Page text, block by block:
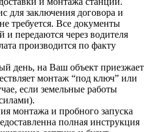
для заключения договора и
требуется. Все документы
и передаются через водителя
производится по факту
день, на Ваш объект приезжает
монтаж “под ключ” или
если земельные работы
монтажа и пробного запуска
полная инструкция